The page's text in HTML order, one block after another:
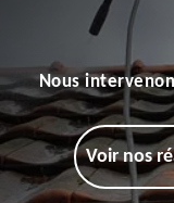
Nous
Voir nos